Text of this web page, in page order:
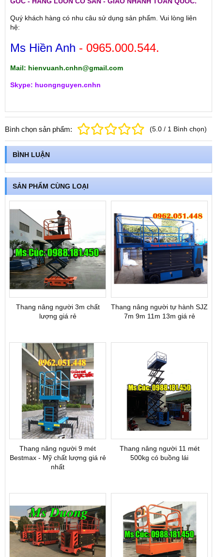
Quý khách hàng có nhu câu sử dụng sản phẩm. Vui lòng liên
hệ:
Ms Hiền Anh - 0965.000.544.
Mail: hienvuanh.cnhn@gmail.com
Skype: huongnguyen.cnhn
Bình chọn sản phẩm: (5.0 / 1 Bình chọn)
BÌNH LUẬN
SẢN PHẨM CÙNG LOẠI
Thang nâng người 3m chất
lượng giá rẻ
Thang nâng người tự hành SJZ
7m 9m 11m 13m giá rẻ
Thang nâng người 9 mét
Bestmax - Mỹ chất lượng giá rẻ
nhất
Thang nâng người 11 mét
500kg có buồng lái